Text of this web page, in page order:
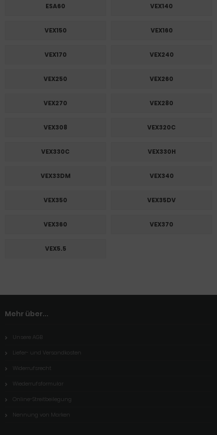
ESA60 VEX140
VEX150 VEX160
VEX170 VEX240
VEX250 VEX260
VEX270 VEX280
VEX308 VEX320C
VEX330C VEX330H
VEX33DM VEX340
VEX350 VEX35DV
VEX360 VEX370
VEX5.5
Mehr über...
Unsere AGB
Liefer- und Versandkosten
Widerrufsrecht
Wiederrufsformular
Online-Streitbeilegung
Nennung von Marken